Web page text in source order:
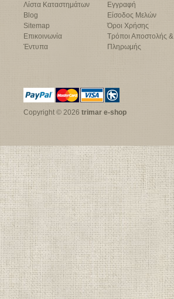
Λίστα Καταστημάτων
Blog
Sitemap
Επικοινωνία
Έντυπα
Εγγραφή
Είσοδος Μελών
Όροι Χρήσης
Τρόποι Αποστολής &
Πληρωμής
Copyright © 2026 trimar e-shop